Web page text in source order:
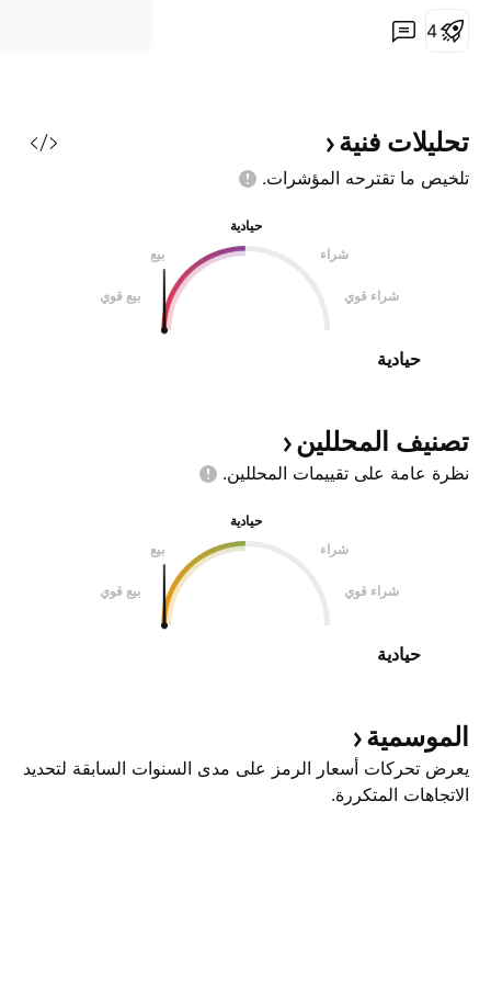
4
تحليلات فنية
تلخيص ما تقترحه المؤشرات.
حيادية
بيع
شراء
بيع قوي شراء قوي
حيادية
تصنيف المحللين
نظرة عامة على تقييمات المحللين.
حيادية
بيع
شراء
بيع قوي شراء قوي
حيادية
الموسمية
يعرض تحركات أسعار الرمز على مدى السنوات السابقة لتحديد
الاتجاهات المتكررة.